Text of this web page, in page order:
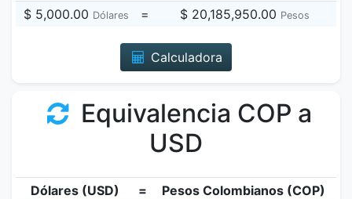
$ 5,000.00 Dólares = $ 20,185,950.00 Pesos
Calculadora
Equivalencia COP a
USD
Dólares (USD) =
Pesos Colombianos (COP)